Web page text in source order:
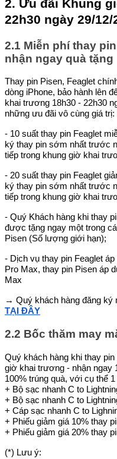
2. Ưu đãi Khung
22h30 ngày 29/12/
2.1 Miễn phí thay
nhận ngay quà tặng
Thay pin Pisen, Feaglet
dòng iPhone, bảo hành lên
khai trương 18h30 - 22h30
những ưu đãi vô cùng giá trị:
- 10 suất thay pin Feaglet
ký thay pin sớm nhất trước
tiếp trong khung giờ khai
- 20 suất thay pin Feaglet
ký thay pin sớm nhất trước
tiếp trong khung giờ khai
- Quý Khách hàng khi thay
được tặng ngay một trong
Pisen (Số lượng giới hạn);
- Dịch vụ thay pin Feaglet
Pro Max, thay pin Pisen áp
Max
→ Quý khách hàng đăng ký
TẠI ĐÂY
2.2 Bốc thăm may
Quý khách hàng khi thay
giờ khai trương - nhận ngay
100% trúng quà, với cụ thể
+ Bộ sạc nhanh C to
+ Bộ sạc nhanh C to
+ Cáp sạc nhanh C to
+ Phiếu giảm giá 10% thay
+ Phiếu giảm giá 20% thay
(*) Lưu ý: